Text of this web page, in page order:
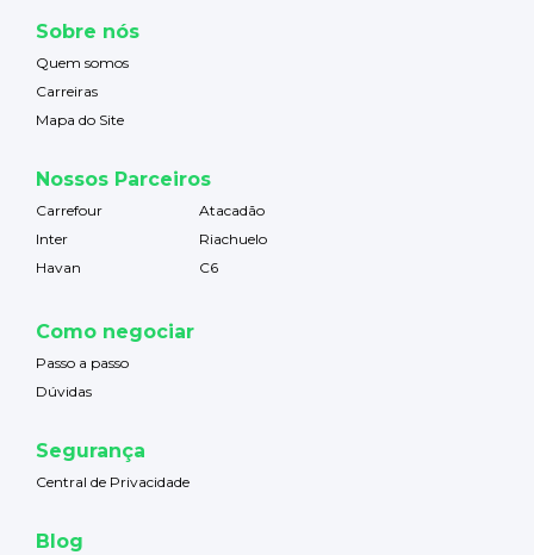
Sobre nós
Quem somos
Carreiras
Mapa do Site
Nossos Parceiros
Carrefour
Atacadão
Inter
Riachuelo
Havan
C6
Como negociar
Passo a passo
Dúvidas
Segurança
Central de Privacidade
Blog